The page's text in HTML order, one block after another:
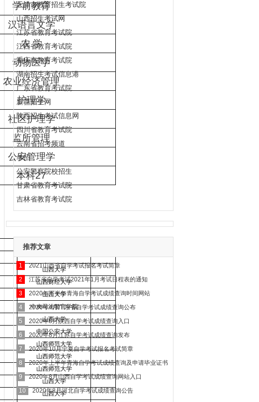
学前教育
汉语言文学
农 学
动物医学
农业经济管理
护理学
社区护理学
监所管理
公安管理学
本科27
主考院校
山西大学
山西财经大学
山西大学
中央司法警官学院
山西大学
中国公安大学
山西师范大学
山西师范大学
山西师范大学
山西大学
山西大学
天津市教育招生考试院
山西招生考试网
江苏省教育考试院
江西省教育考试院
重庆市教育考试院
湖南招生考试信息港
广东省教育考试院
新疆招生网
陕西招生考试信息网
四川省教育考试院
云南省招考频道
单招
公安警察院校招生
甘肃省教育考试院
吉林省教育考试院
推荐文章
1
2021山西省自学考试报名考试简章
2
江苏省自学考试2021年1月考试日程表的通知
3
2020年下半年青海自学考试成绩查询时间网站
4
2020年4月广东省自学考试成绩查询公布
5
2020年8月陕西自学考试成绩查询入口
6
2020年8月江苏自学考试成绩查询发布
7
2020年10月宁夏自学考试报名考试简章
8
2020年上半年青海自学考试成绩查询及申请毕业证书
办理
9
2020年8月山西自学考试成绩查询网站入口
10
2020年8月河北自学考试成绩查询公告